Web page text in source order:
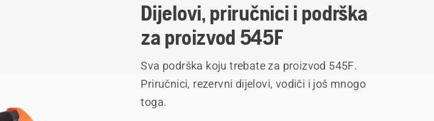
Dijelovi, priručnici i podrška
za proizvod 545F
Sva podrška koju trebate za proizvod 545F.
Priručnici, rezervni dijelovi, vodiči i još mnogo
toga.